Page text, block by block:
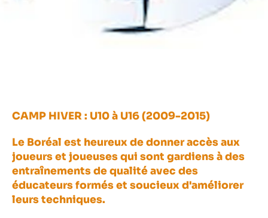
CAMP HIVER : U10 à U16 (2009-2015)
Le Boréal est heureux de donner accès aux
joueurs et joueuses qui sont gardiens à des
entraînements de qualité avec des
éducateurs formés et soucieux d'améliorer
leurs techniques.